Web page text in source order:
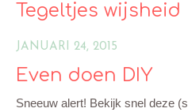
ERVARINGEN OM
Tegeltjes wijsheid
JANUARI 24, 2015
Even doen DIY
Sneeuw alert! Bekijk snel deze